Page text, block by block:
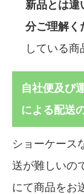
新品とは違
分ご理解く
している商
自社便及び
による配送
ショーケース
送が難しいの
にて商品をお